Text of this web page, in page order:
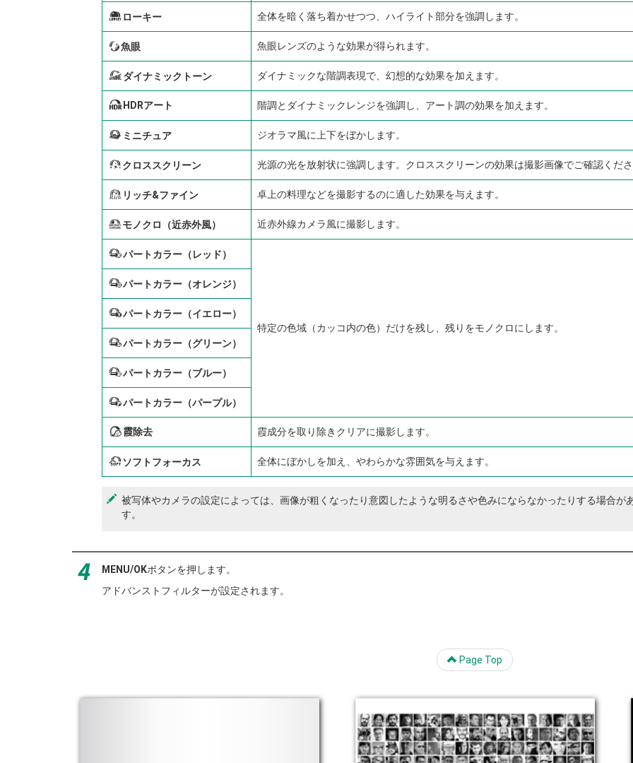
Zローキー 全体を暗く落ち着かせつつ、ハイライト部分を強調します。
E魚眼 魚眼レンズのような効果が得られます。
Kダイナミックトーン ダイナミックな階調表現で、幻想的な効果を加えます。
i HDRアート 階調とダイナミックレンジを強調し、アート調の効果を加えます。
H ミニチュア ジオラマ風に上下をぼかします。
Lクロススクリーン 光源の光を放射状に強調します。クロススクリーンの効果は撮影画像でご確認くだ
n リッチ&ファイン 卓上の料理などを撮影するのに適した効果を与えます。
mモノクロ（近赤外風） 近赤外線カメラ風に撮影します。
uパートカラー（レッド）
特定の色域（カッコ内の色）だけを残し、残りをモノクロにします。
vパートカラー（オレンジ）
wパートカラー（イエロー）
xパートカラー（グリーン）
yパートカラー（ブルー）
zパートカラー（パープル）
j 霞除去 霞成分を取り除きクリアに撮影します。
X ソフトフォーカス 全体にぼかしを加え、やわらかな雰囲気を与えます。
被写体やカメラの設定によっては、画像が粗くなったり意図したような明るさや色みにならなかったりする場合が
す。
MENU/OKボタンを押します。
アドバンストフィルターが設定されます。
Page Top